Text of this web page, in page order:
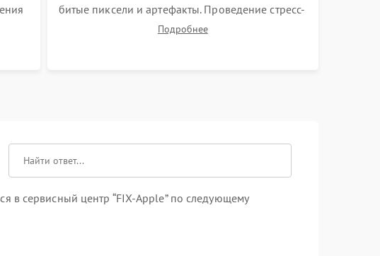
битые пиксели и артефакты. Проведение стресс-
тестов для оценки эффективности охлаждения.
Подробнее
в сервисный центр “FIX-Apple” по следующему